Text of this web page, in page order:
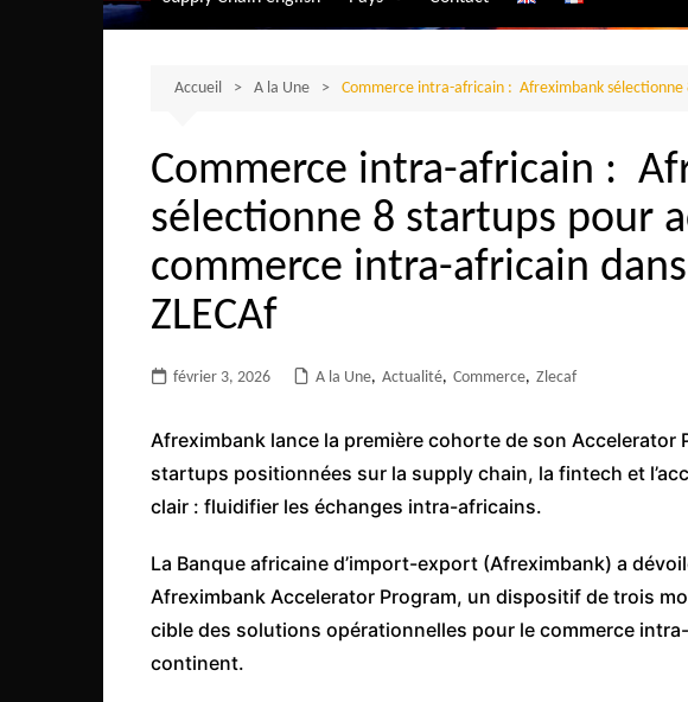
Transport ferroviaire
Transport routier
Algérie
Bénin
Burkina-Faso
Burundi
Centrafrique
Côte d’Ivoire
Ethiopie
Gabon
Accueil A la Une Commerce intra-africain : Afreximbank
Commerce intra-africain :
sélectionne 8 startups pour
commerce intra-africain
ZLECAf
février 3, 2026 A la Une, Actualité, Commerce, Zlecaf
Afreximbank lance la première cohorte de son
startups positionnées sur la supply chain, la fintech et
clair : fluidifier les échanges intra-africains.
La Banque africaine d’import-export (Afreximbank) a
Afreximbank Accelerator Program, un dispositif de trois
cible des solutions opérationnelles pour le commerce
continent.